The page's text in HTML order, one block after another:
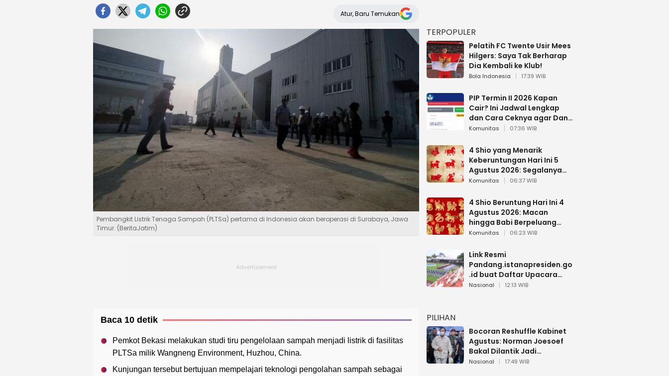
Atur, Baru Temukan
Pembangkit Listrik Tenaga Sampah (PLTSa) pertama di Indonesia akan beroperasi di Surabaya, Jawa
Timur. (BeritaJatim)
Baca 10 detik
Pemkot Bekasi melakukan studi tiru pengelolaan sampah menjadi listrik di fasilitas
PLTSa milik Wangneng Environment, Huzhou, China.
Kunjungan tersebut bertujuan mempelajari teknologi pengolahan sampah sebagai
TERPOPULER
Pelatih FC Twente Usir Mees
Hilgers: Saya Tak Berharap
Dia Kembali ke Klub!
Bola Indonesia 17:39 WIB
PIP Termin II 2026 Kapan
Cair? Ini Jadwal Lengkap
dan Cara Ceknya agar Dana
Tidak Hangus!
Komunitas 07:36 WIB
4 Shio yang Menarik
Keberuntungan Hari Ini 5
Agustus 2026: Segalanya
Berjalan Lancar
Komunitas 06:37 WIB
4 Shio Beruntung Hari Ini 4
Agustus 2026: Macan
hingga Babi Berpeluang
Dapat Kabar Baik
Komunitas 06:23 WIB
Link Resmi
Pandang.istanapresiden.go
.id buat Daftar Upacara
Bendera HUT RI di Istana
Nasional 12:13 WIB
PILIHAN
Bocoran Reshuffle Kabinet
Agustus: Norman Joesoef
Bakal Dilantik Jadi
Wamenhan RI
Nasional 17:49 WIB